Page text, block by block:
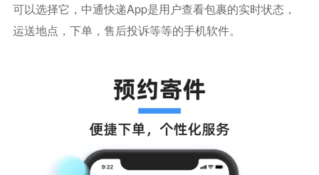
可以选择它，中通快递app是用户查看包裹的实时状态，
运送地点，下单，售后投诉等等的手机软件。